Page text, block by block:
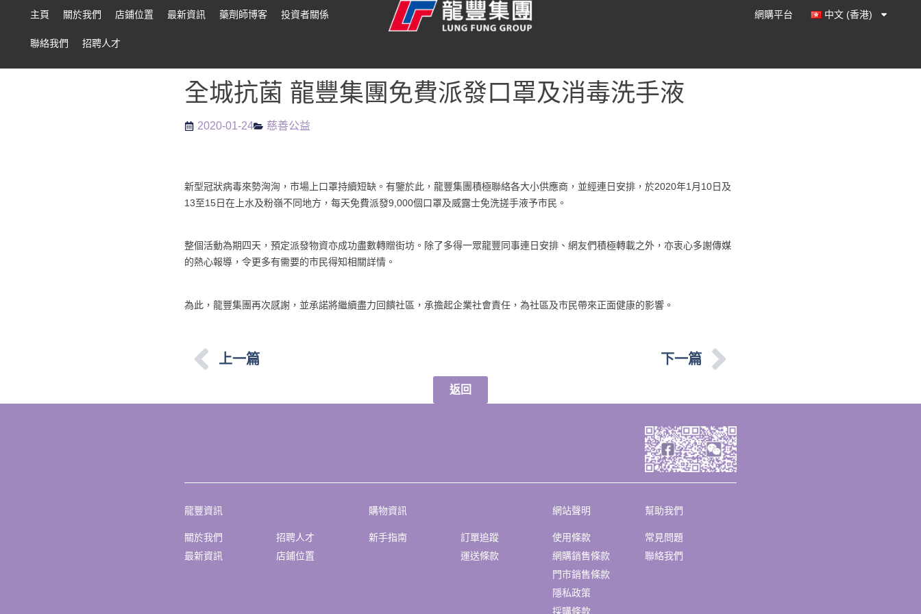
主頁 關於我們 店鋪位置 最新資訊 藥劑師博客 投資者關係
聯絡我們 招聘人才
網購平台 中文 (香港)
全城抗菌 龍豐集團免費派發口罩及消毒洗手液
2020-01-24 慈善公益
新型冠狀病毒來勢洶洶，市場上口罩持續短缺。有鑒於此，龍豐集團積極聯絡各大小供應商，並經連日安排，於2020年1月10日及
13至15日在上水及粉嶺不同地方，每天免費派發9,000個口罩及威露士免洗搓手液予市民。
整個活動為期四天，預定派發物資亦成功盡數轉贈街坊。除了多得一眾龍豐同事連日安排、網友們積極轉載之外，亦衷心多謝傳媒
的熱心報導，令更多有需要的市民得知相關詳情。
為此，龍豐集團再次感謝，並承諾將繼續盡力回饋社區，承擔起企業社會責任，為社區及市民帶來正面健康的影響。
上一篇 下一篇
返回
龍豐資訊 購物資訊 網站聲明 幫助我們
關於我們
最新資訊
招聘人才
店鋪位置
新手指南
訂單追蹤
運送條款
使用條款
網購銷售條款
門市銷售條款
隱私政策
採購條款
常見問題
聯絡我們